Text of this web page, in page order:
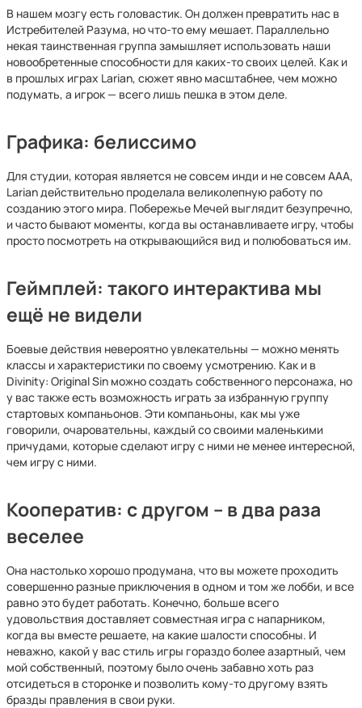
В нашем мозгу есть головастик. Он должен превратить нас в
Истребителей Разума, но что-то ему мешает. Параллельно
некая таинственная группа замышляет использовать наши
новообретенные способности для каких-то своих целей. Как и
в прошлых играх Larian, сюжет явно масштабнее, чем можно
подумать, а игрок — всего лишь пешка в этом деле.
Графика: белиссимо
Для студии, которая является не совсем инди и не совсем ААА,
Larian действительно проделала великолепную работу по
созданию этого мира. Побережье Мечей выглядит безупречно,
и часто бывают моменты, когда вы останавливаете игру, чтобы
просто посмотреть на открывающийся вид и полюбоваться им.
Геймплей: такого интерактива мы
ещё не видели
Боевые действия невероятно увлекательны — можно менять
классы и характеристики по своему усмотрению. Как и в
Divinity: Original Sin можно создать собственного персонажа, но
у вас также есть возможность играть за избранную группу
стартовых компаньонов. Эти компаньоны, как мы уже
говорили, очаровательны, каждый со своими маленькими
причудами, которые сделают игру с ними не менее интересной,
чем игру с ними.
Кооператив: с другом – в два раза
веселее
Она настолько хорошо продумана, что вы можете проходить
совершенно разные приключения в одном и том же лобби, и все
равно это будет работать. Конечно, больше всего
удовольствия доставляет совместная игра с напарником,
когда вы вместе решаете, на какие шалости способны. И
неважно, какой у вас стиль игры гораздо более азартный, чем
мой собственный, поэтому было очень забавно хоть раз
отсидеться в сторонке и позволить кому-то другому взять
бразды правления в свои руки.